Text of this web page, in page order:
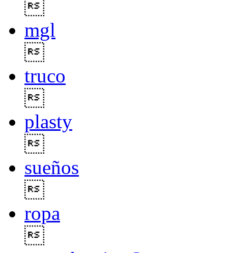
mgl
truco
plasty
sueños
ropa